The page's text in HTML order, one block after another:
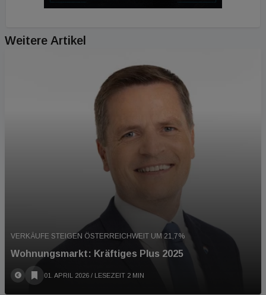
Weitere Artikel
VERKÄUFE STEIGEN ÖSTERREICHWEIT UM 21,7%
Wohnungsmarkt: Kräftiges Plus 2025
01. APRIL 2026 / LESEZEIT 2 MIN